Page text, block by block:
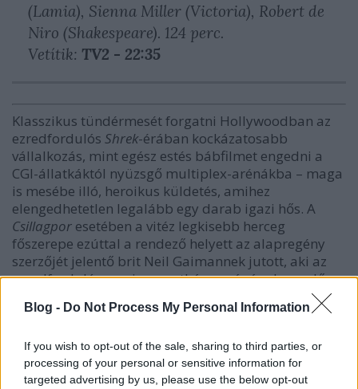
Blog - Do Not Process My Personal Information
If you wish to opt-out of the sale, sharing to third parties, or
processing of your personal or sensitive information for
targeted advertising by us, please use the below opt-out
(Lamia), Sienna Miller (Victoria), Robert de
Niro (Shakespeare). 124 perc.
Vetítik: TV2 - 22:35
Klasszikus tündérmesét forgatni Hollywoodban az
ezredfordulós Shrek-érában kockázatosabb
vállalkozás, mint egész estés bábfilmet engedni a
CGI-állatkáktól nyüzsgő multiplex-arénákba – maga
is mesébe illó, heroikus küldetés, amihez
elengedhetetlen legalább egy darab igazi hős. A
Csillagpor esetében a vitéz legkisebb herceg
főszerepe ezúttal a rendező helyett az alapregény
szerzőjét jelentő brit Neil Gaimannek jutott, aki az
ezredfordulós comics szentháromságának egyelőre
példáiból okulva) máris tevékeny, ha nem is